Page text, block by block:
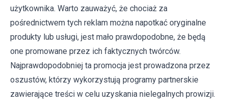
użytkownika. Warto zauważyć, że chociaż za
pośrednictwem tych reklam można napotkać oryginalne
produkty lub usługi, jest mało prawdopodobne, że będą
one promowane przez ich faktycznych twórców.
Najprawdopodobniej ta promocja jest prowadzona przez
oszustów, którzy wykorzystują programy partnerskie
zawierające treści w celu uzyskania nielegalnych prowizji.